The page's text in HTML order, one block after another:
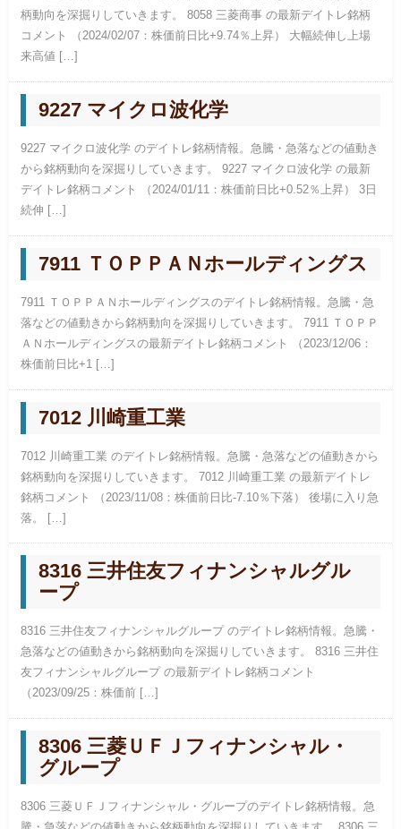
柄動向を深掘りしていきます。 8058 三菱商事 の最新デイトレ銘柄
コメント （2024/02/07：株価前日比+9.74％上昇） 大幅続伸し上場
来高値 […]
9227 マイクロ波化学
9227 マイクロ波化学 のデイトレ銘柄情報。急騰・急落などの値動き
から銘柄動向を深掘りしていきます。 9227 マイクロ波化学 の最新
デイトレ銘柄コメント （2024/01/11：株価前日比+0.52％上昇） 3日
続伸 […]
7911 ＴＯＰＰＡＮホールディングス
7911 ＴＯＰＰＡＮホールディングスのデイトレ銘柄情報。急騰・急
落などの値動きから銘柄動向を深掘りしていきます。 7911 ＴＯＰＰ
ＡＮホールディングスの最新デイトレ銘柄コメント （2023/12/06：
株価前日比+1 […]
7012 川崎重工業
7012 川崎重工業 のデイトレ銘柄情報。急騰・急落などの値動きから
銘柄動向を深掘りしていきます。 7012 川崎重工業 の最新デイトレ
銘柄コメント （2023/11/08：株価前日比-7.10％下落） 後場に入り急
落。 […]
8316 三井住友フィナンシャルグル
ープ
8316 三井住友フィナンシャルグループ のデイトレ銘柄情報。急騰・
急落などの値動きから銘柄動向を深掘りしていきます。 8316 三井住
友フィナンシャルグループ の最新デイトレ銘柄コメント
（2023/09/25：株価前 […]
8306 三菱ＵＦＪフィナンシャル・
グループ
8306 三菱ＵＦＪフィナンシャル・グループのデイトレ銘柄情報。急